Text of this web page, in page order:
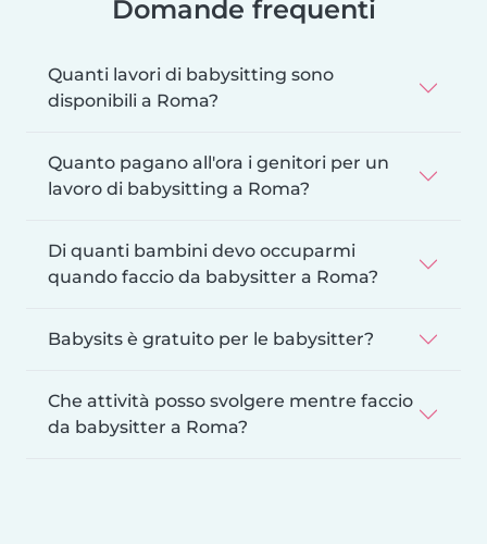
Domande frequenti
Quanti lavori di babysitting sono
disponibili a Roma?
Quanto pagano all'ora i genitori per un
lavoro di babysitting a Roma?
Di quanti bambini devo occuparmi
quando faccio da babysitter a Roma?
Babysits è gratuito per le babysitter?
Che attività posso svolgere mentre faccio
da babysitter a Roma?